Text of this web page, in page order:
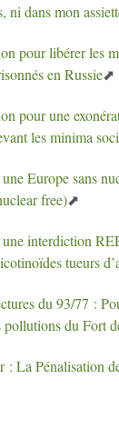
ni dans mon
pour libérer les
en Russie
pour une
les minima
Europe sans
free)
interdiction
tueurs
du 93/77 :
pollutions du Fort
: La Pénalisation